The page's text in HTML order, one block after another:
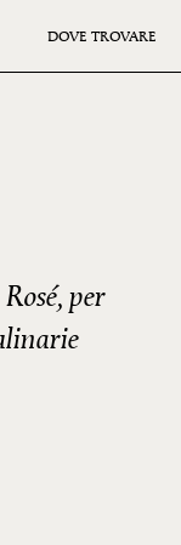
DOVE TROVARE
per